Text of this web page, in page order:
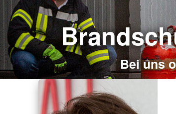
Bei uns